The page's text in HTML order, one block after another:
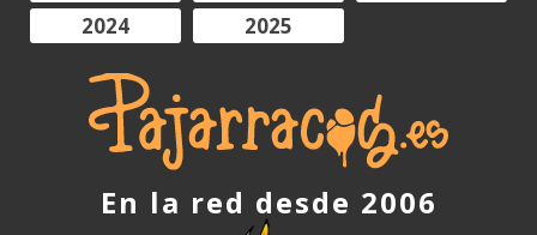
2024
2025
En la red desde 2006